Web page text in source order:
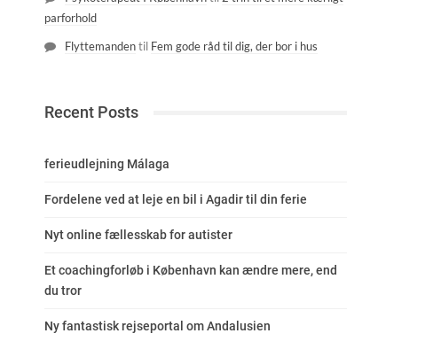
parforhold
Flyttemandentil Fem gode råd til dig, der bor i hus
Recent Posts
ferieudlejning Málaga
Fordelene ved at leje en bil i Agadir til din ferie
Nyt online fællesskab for autister
Et coachingforløb i København kan ændre mere, end
du tror
Ny fantastisk rejseportal om Andalusien